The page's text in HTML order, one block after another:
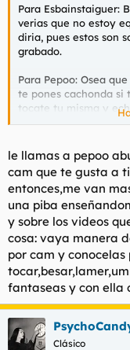
Para Esbainstaiguer:
verias que no estoy
diria, pues estos son
grabado.
Para Pepoo: Osea
te pones cachonda si
tocate tu misma y
enviame un privado y
le llamas a pepoo
cam que te gusta a
entonces,me van
una piba
y sobre los videos
cosa: vaya manera
por cam y
fantaseas y con ella
Clásico